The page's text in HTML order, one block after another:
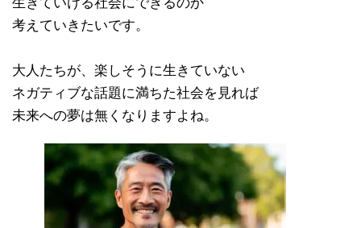
考えていきたいです。
大人たちが、楽しそうに生きていない
ネガティブな話題に満ちた社会を見れば
未来への夢は無くなりますよね。